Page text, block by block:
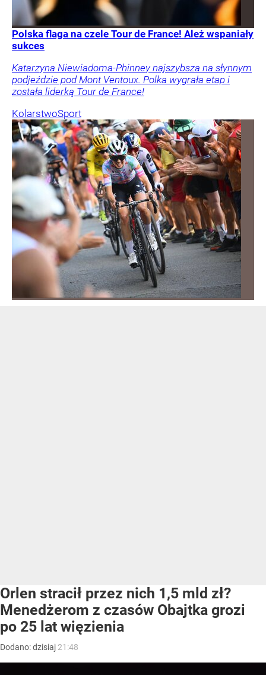
Polska flaga na czele Tour de France! Ależ wspaniały
sukces
Katarzyna Niewiadoma-Phinney najszybsza na słynnym
podjeździe pod Mont Ventoux. Polka wygrała etap i
została liderką Tour de France!
KolarstwoSport
Orlen stracił przez nich 1,5 mld zł?
Menedżerom z czasów Obajtka grozi
po 25 lat więzienia
Dodano:dzisiaj 21:48